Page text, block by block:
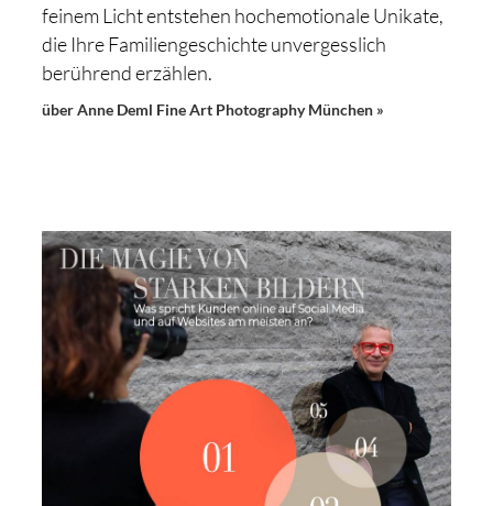
feinem Licht entstehen hochemotionale Unikate,
die Ihre Familiengeschichte unvergesslich
berührend erzählen.
über Anne Deml Fine Art Photography München »